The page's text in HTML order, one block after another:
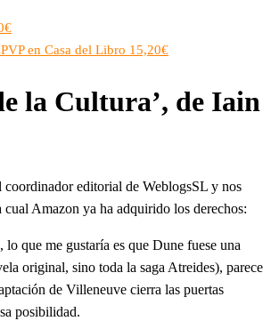
PVP en Casa del Libro 15,20€
la Cultura’, de Iain
coordinador editorial de WeblogsSL y nos
cual Amazon ya ha adquirido los derechos:
que me gustaría es que Dune fuese una
original, sino toda la saga Atreides), parece
de Villeneuve cierra las puertas
posibilidad.